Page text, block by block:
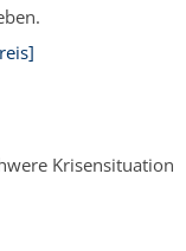
Krisensituation